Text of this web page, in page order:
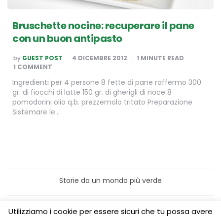
Bruschette nocine: recuperare il pane
con un buon antipasto
POSTED
BY
by GUEST POST 4 DICEMBRE 2012 1 MINUTE READ
1 COMMENT
Ingredienti per 4 persone 8 fette di pane raffermo 300
gr. di fiocchi di latte 150 gr. di gherigli di noce 8
pomodorini olio q.b. prezzemolo tritato Preparazione
Sistemare le…
Storie da un mondo più verde
Home
Turismo sostenibile
Utilizziamo i cookie per essere sicuri che tu possa avere